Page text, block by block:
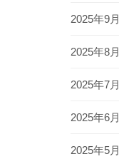
2025年9月
2025年8月
2025年7月
2025年6月
2025年5月